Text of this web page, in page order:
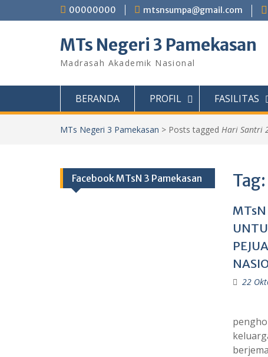
to
00000000 mtsnsumpa@gmail.com
MTs Negeri 3 Pamekasan
Madrasah Akademik Nasional
BERANDA PROFIL FASILITAS
MTs Negeri 3 Pamekasan > Posts tagged Hari Santri
Tag:
MTsN
22
Facebook MTsN 3 Pamekasan